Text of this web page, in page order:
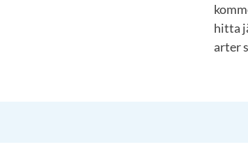
hitta
arter